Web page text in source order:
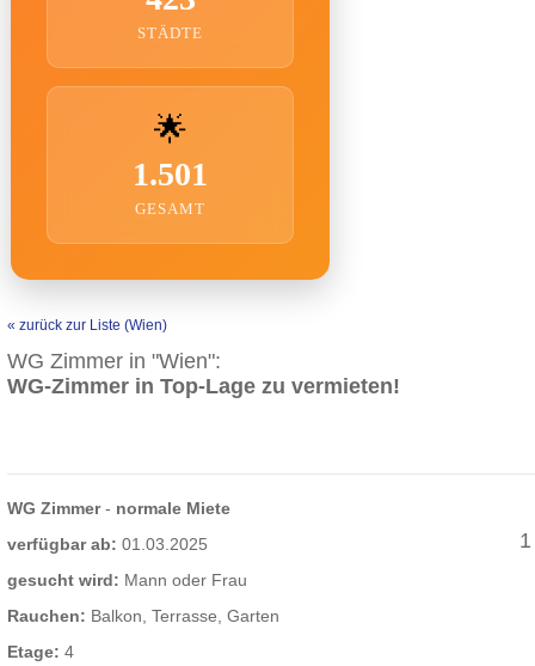
STÄDTE
🌟
1.501
GESAMT
« zurück zur Liste (Wien)
WG Zimmer in "Wien":
WG-Zimmer in Top-Lage zu vermieten!
WG Zimmer- normale Miete
verfügbar ab: 01.03.2025
gesucht wird: Mann oder Frau
Rauchen: Balkon, Terrasse, Garten
Etage: 4